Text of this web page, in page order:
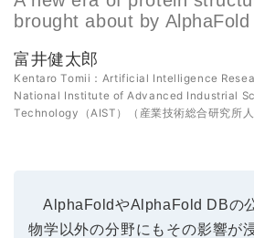
brought about by AlphaFold
富井健太郎
Kentaro Tomii：Artificial Intelligence
National Institute of Advanced Industrial
Technology（AIST）（産業技術総合研究所人
AlphaFoldやAlphaFold DBの
物学以外の分野にもその影響が